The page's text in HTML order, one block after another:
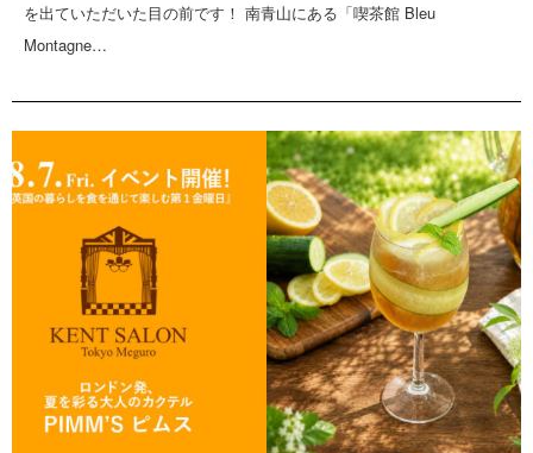
を出ていただいた目の前です！ 南青山にある「喫茶館 Bleu
Montagne…